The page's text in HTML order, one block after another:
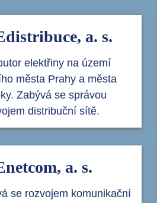
a. s.
elektřiny na území
města Prahy a města
Zabývá se správou
distribuční sítě.
a. s.
se rozvojem komunikační